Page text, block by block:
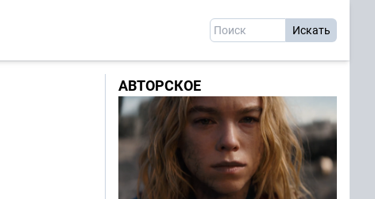
АВТОРСКОЕ